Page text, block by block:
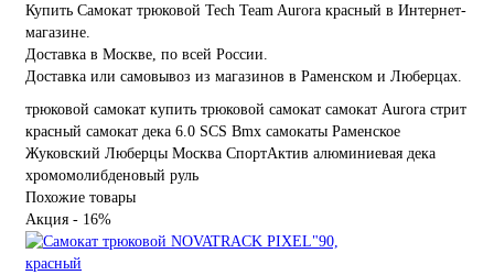
Купить Самокат трюковой Tech Team Aurora красный в Интернет-
магазине.
Доставка в Москве, по всей России.
Доставка или самовывоз из магазинов в Раменском и Люберцах.
трюковой самокат купить трюковой самокат самокат Aurora стрит
красный самокат дека 6.0 SCS Bmx самокаты Раменское
Жуковский Люберцы Москва СпортАктив алюминиевая дека
хромомолибденовый руль
Похожие товары
Акция - 16%